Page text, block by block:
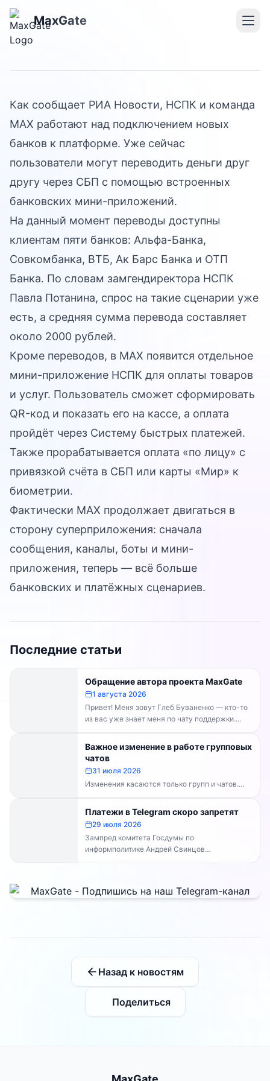
MaxGate
Банки интегрируются в
MAX
Как сообщает РИА Новости, НСПК и команда
MAX работают над подключением новых
банков к платформе. Уже сейчас
пользователи могут переводить деньги друг
другу через СБП с помощью встроенных
банковских мини-приложений.
На данный момент переводы доступны
клиентам пяти банков: Альфа-Банка,
Совкомбанка, ВТБ, Ак Барс Банка и ОТП
Банка. По словам замгендиректора НСПК
Павла Потанина, спрос на такие сценарии уже
есть, а средняя сумма перевода составляет
около 2000 рублей.
Кроме переводов, в MAX появится отдельное
мини-приложение НСПК для оплаты товаров
и услуг. Пользователь сможет сформировать
QR-код и показать его на кассе, а оплата
пройдёт через Систему быстрых платежей.
Также прорабатывается оплата «по лицу» с
привязкой счёта в СБП или карты «Мир» к
биометрии.
Фактически MAX продолжает двигаться в
сторону суперприложения: сначала
сообщения, каналы, боты и мини-
приложения, теперь — всё больше
банковских и платёжных сценариев.
Последние статьи
Обращение автора проекта MaxGate
1 августа 2026
Привет! Меня зовут Глеб Буваненко — кто-то
из вас уже знает меня по чату поддержки....
Важное изменение в работе групповых
чатов
31 июля 2026
Изменения касаются только групп и чатов.
Каналы работают в прежнем режиме —
владельцам каналов делать...
Платежи в Telegram скоро запретят
29 июля 2026
Зампред комитета Госдумы по
информполитике Андрей Свинцов
рекомендовал россиянам временно
Назад к новостям
Поделиться